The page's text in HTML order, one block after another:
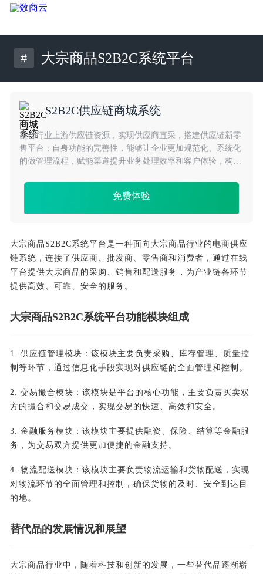
# 大宗商品S2B2C系统平台
S2B2C供应链商城系统
整合行业上游供应链资源，实现供应商直采，搭建供应链新零
售平台；自身功能的完善性，能够让企业更加规范化、系统化
的做管理流程，赋能渠道提升业务处理效率和客户体验，构建
免费体验
大宗商品S2B2C系统平台是一种面向大宗商品行业的电商供应
链系统，连接了供应商、批发商、零售商和消费者，通过在线
平台提供大宗商品的采购、销售和配送服务，为产业链各环节
提供高效、可靠、安全的服务。
大宗商品S2B2C系统平台功能模块组成
1. 供应链管理模块：该模块主要负责采购、库存管理、质量控
制等环节，通过信息化手段实现对供应链的全面管理和控制。
2. 交易撮合模块：该模块是平台的核心功能，主要负责买卖双
方的撮合和交易成交，实现交易的快速、高效和安全。
3. 金融服务模块：该模块主要提供融资、保险、结算等金融服
务，为交易双方提供更加便捷的金融支持。
4. 物流配送模块：该模块主要负责物流运输和货物配送，实现
对物流环节的全面管理和控制，确保货物的及时、安全到达目
的地。
替代品的发展情况和展望
大宗商品行业中，随着科技和创新的发展，一些替代品逐渐崭